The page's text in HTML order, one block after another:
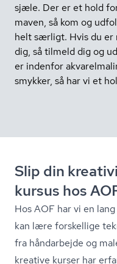
sjæle. Der er et hold
maven, så kom og
helt særligt. Hvis du er
dig, så tilmeld dig og
er indenfor
smykker, så har vi et
Slip din
kursus hos
Hos AOF har vi en
kan lære forskellige
fra håndarbejde og
kreative kurser har